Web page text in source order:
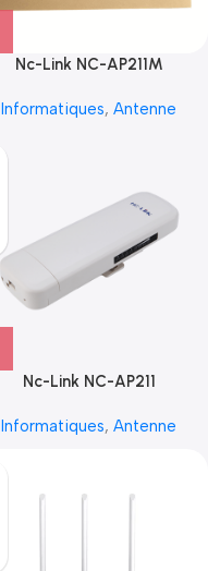
Nc-Link NC-AP211M
Informatiques, Antenne
Nc-Link NC-AP211
Informatiques, Antenne